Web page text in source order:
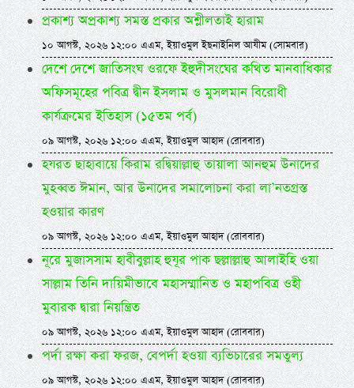
প্রকাশ্য অপ্রকাশ্য সমস্ত প্রকার অশ্লীলতাই হারাম
১০ আগস্ট, ২০২৬ ১২:০০ এএম, ইয়াওমুল ইছনাইনিল আযীম (সোমবার)
দেশে দেশে জাতিসংঘ ওরফে ইহুদীসংঘের কথিত মানবাধিকার
অফিসমূহের পবিত্র দ্বীন ইসলাম ও মুসলমান বিরোধী
কার্যক্রমের ইতিহাস (১৫তম পর্ব)
০৯ আগস্ট, ২০২৬ ১২:০০ এএম, ইয়াওমুল আহাদ (রোববার)
হযরত ছাহাবায়ে কিরাম রদ্বিয়াল্লাহু তায়ালা আনহুম উনাদের
মুহব্বত ঈমান, আর উনাদের সমালোচনা করা লা’নতগ্রস্ত
হওয়ার কারণ
০৯ আগস্ট, ২০২৬ ১২:০০ এএম, ইয়াওমুল আহাদ (রোববার)
নূরে মুজাসসাম হাবীবুল্লাহ হুযূর পাক ছল্লাল্লাহু আলাইহি ওয়া
সাল্লাম তিনি দায়িমীভাবে মহাসম্মানিত ও মহাপবিত্র ওহী
মুবারক দ্বারা নিয়ন্ত্রিত
০৯ আগস্ট, ২০২৬ ১২:০০ এএম, ইয়াওমুল আহাদ (রোববার)
পর্দা রক্ষা করা ফরজ, বেপর্দা হওয়া ব্যভিচারের সমতুল্য
০৯ আগস্ট, ২০২৬ ১২:০০ এএম, ইয়াওমুল আহাদ (রোববার)